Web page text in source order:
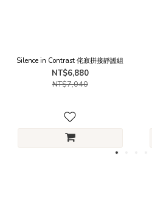
Silence in Contrast 侘寂拼接靜謐組
NT$6,880
NT$7,040